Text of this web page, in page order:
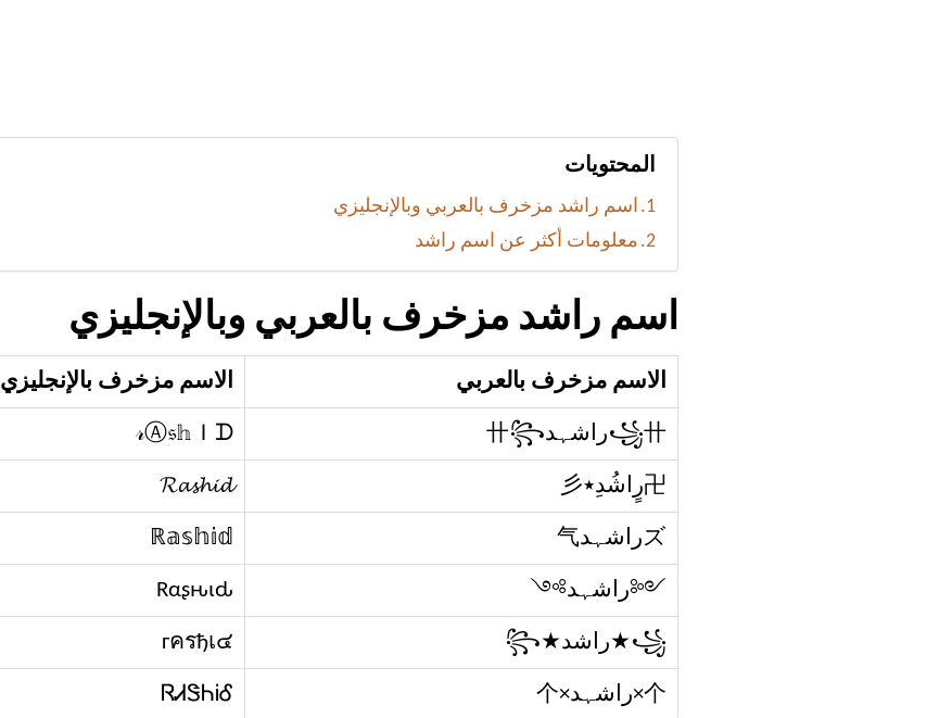
المحتويات
اسم راشد مزخرف بالعربي وبالإنجليزي
معلومات أكثر عن اسم راشد
اسم راشد مزخرف بالعربي وبالإنجليزي
الاسم مزخرف بالعربي الاسم مزخرف بالإنجليزي
꧁卄راشہد卄꧂ 𝓇Ⓐ𝔰𝕙Ｉᗪ
卍رٍاشُدِ٭彡 𝓡𝓪𝓼𝓱𝓲𝓭
ズراشہد气 ℝ𝕒𝕤𝕙𝕚𝕕
༺راشہد༻ Rαʂԋιԃ
꧁★راشد★꧂ гครђเ๔
个×راشہد×个 ᏒᏗᏕᏂᎥᎴ